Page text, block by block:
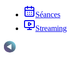
Séances
Streaming